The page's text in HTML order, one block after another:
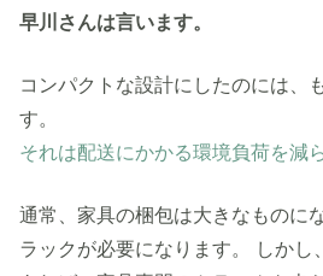
早川さんは言います。
コンパクトな設計にしたのには、
す。
それは配送にかかる環境負荷を減
通常、家具の梱包は大きなものに
ラックが必要になります。
しかし